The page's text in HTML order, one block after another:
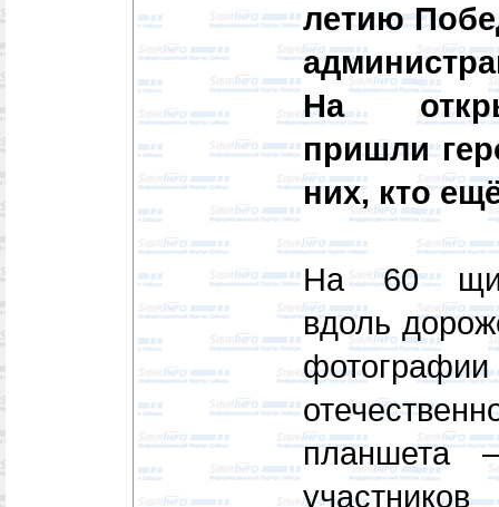
летию
На
пришли
них, кто
На 60
вдоль
планшета